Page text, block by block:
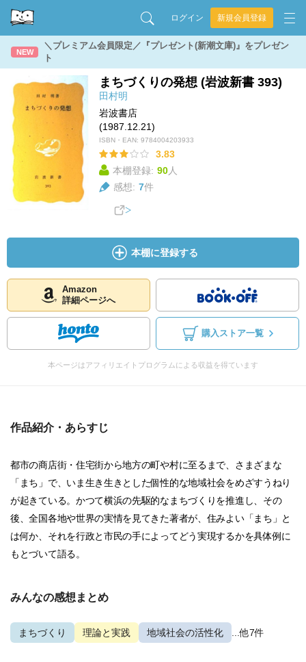
ログイン 新規会員登録
NEW
＼プレミアム会員限定／『プレゼント(新潮文庫)』をプレゼン
ト
まちづくりの発想 (岩波新書 393)
田村明
岩波書店
(1987.12.21)
ISBN・EAN: 9784004203933
3.83
本棚登録: 90人
感想: 7件
本棚に登録する
Amazon
詳細ページへ
購入ストア一覧
本ページはアフィリエイトプログラムによる収益を得ています
作品紹介・あらすじ
都市の商店街・住宅街から地方の町や村に至るまで、さまざまな
「まち」で、いま生き生きとした個性的な地域社会をめざすうねり
が起きている。かつて横浜の先駆的なまちづくりを推進し、その
後、全国各地や世界の実情を見てきた著者が、住みよい「まち」と
は何か、それを行政と市民の手によってどう実現するかを具体例に
もとづいて語る。
みんなの感想まとめ
まちづくり 理論と実践 地域社会の活性化 ...他7件